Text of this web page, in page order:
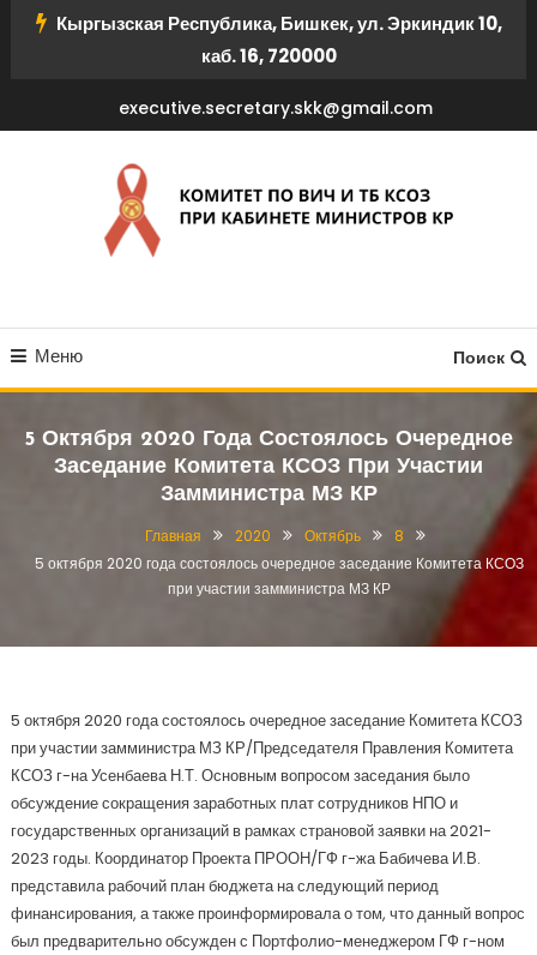
ПерейтиКыргызская Республика, Бишкек, ул. Эркиндик 10,
каб. 16, 720000
executive.secretary.skk@gmail.com
КСОЗ ПРИ КАБИНЕТЕ
МИНИСТРОВ КР
Меню Поиск
5 Октября 2020 Года Состоялось Очередное
Заседание Комитета КСОЗ При Участии
Замминистра МЗ КР
Главная 2020 Октябрь
8
5 октября 2020 года состоялось очередное заседание Комитета КСОЗ
при участии замминистра МЗ КР
5 октября 2020 года состоялось очередное заседание Комитета КСОЗ
при участии замминистра МЗ КР/Председателя Правления Комитета
КСОЗ г-на Усенбаева Н.Т. Основным вопросом заседания было
обсуждение сокращения заработных плат сотрудников НПО и
государственных организаций в рамках страновой заявки на 2021-
2023 годы. Координатор Проекта ПРООН/ГФ г-жа Бабичева И.В.
представила рабочий план бюджета на следующий период
финансирования, а также проинформировала о том, что данный вопрос
был предварительно обсужден с Портфолио-менеджером ГФ г-ном